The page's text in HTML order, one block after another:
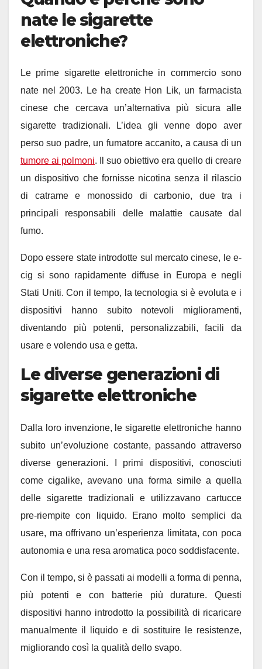
nate le sigarette
elettroniche?
Le prime sigarette elettroniche in commercio sono
nate nel 2003. Le ha create Hon Lik, un farmacista
cinese che cercava un’alternativa più sicura alle
sigarette tradizionali. L’idea gli venne dopo aver
perso suo padre, un fumatore accanito, a causa di un
tumore ai polmoni. Il suo obiettivo era quello di creare
un dispositivo che fornisse nicotina senza il rilascio
di catrame e monossido di carbonio, due tra i
principali responsabili delle malattie causate dal
fumo.
Dopo essere state introdotte sul mercato cinese, le e-
cig si sono rapidamente diffuse in Europa e negli
Stati Uniti. Con il tempo, la tecnologia si è evoluta e i
dispositivi hanno subito notevoli miglioramenti,
diventando più potenti, personalizzabili, facili da
usare e volendo usa e getta.
Le diverse generazioni di
sigarette elettroniche
Dalla loro invenzione, le sigarette elettroniche hanno
subito un’evoluzione costante, passando attraverso
diverse generazioni. I primi dispositivi, conosciuti
come cigalike, avevano una forma simile a quella
delle sigarette tradizionali e utilizzavano cartucce
pre-riempite con liquido. Erano molto semplici da
usare, ma offrivano un’esperienza limitata, con poca
autonomia e una resa aromatica poco soddisfacente.
Con il tempo, si è passati ai modelli a forma di penna,
più potenti e con batterie più durature. Questi
dispositivi hanno introdotto la possibilità di ricaricare
manualmente il liquido e di sostituire le resistenze,
migliorando così la qualità dello svapo.